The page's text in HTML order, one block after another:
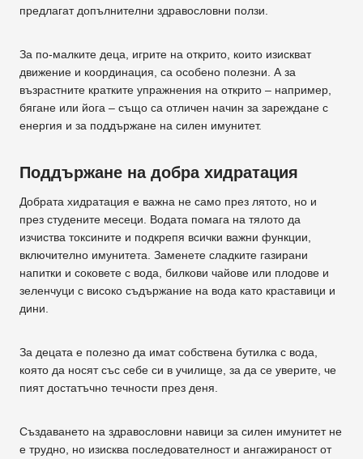
предлагат допълнителни здравословни ползи.
За по-малките деца, игрите на открито, които изискват
движение и координация, са особено полезни. А за
възрастните кратките упражнения на открито – например,
бягане или йога – също са отличен начин за зареждане с
енергия и за поддържане на силен имунитет.
Поддържане на добра хидратация
Добрата хидратация е важна не само през лятото, но и
през студените месеци. Водата помага на тялото да
изчиства токсините и подкрепя всички важни функции,
включително имунитета. Заменете сладките газирани
напитки и соковете с вода, билкови чайове или плодове и
зеленчуци с високо съдържание на вода като краставици и
дини.
За децата е полезно да имат собствена бутилка с вода,
която да носят със себе си в училище, за да се уверите, че
пият достатъчно течности през деня.
Създаването на здравословни навици за силен имунитет не
е трудно, но изисква последователност и ангажираност от